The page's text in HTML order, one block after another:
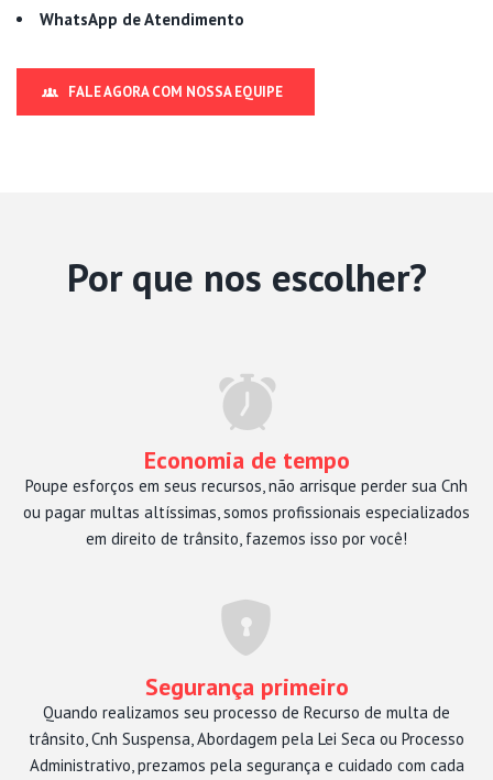
WhatsApp de Atendimento
FALE AGORA COM NOSSA EQUIPE
Por que nos escolher?
Economia de tempo
Poupe esforços em seus recursos, não arrisque perder sua Cnh
ou pagar multas altíssimas, somos profissionais especializados
em direito de trânsito, fazemos isso por você!
Segurança primeiro
Quando realizamos seu processo de Recurso de multa de
trânsito, Cnh Suspensa, Abordagem pela Lei Seca ou Processo
Administrativo, prezamos pela segurança e cuidado com cada